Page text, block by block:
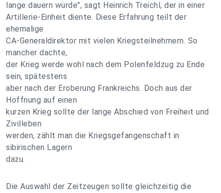
lange dauern würde", sagt Heinrich Treichl, der in einer
Artillerie-Einheit diente. Diese Erfahrung teilt der
ehemalige
CA-Generaldirektor mit vielen Kriegsteilnehmern. So
mancher dachte,
der Krieg werde wohl nach dem Polenfeldzug zu Ende
sein, spätestens
aber nach der Eroberung Frankreichs. Doch aus der
Hoffnung auf einen
kurzen Krieg sollte der lange Abschied von Freiheit und
Zivilleben
werden, zählt man die Kriegsgefangenschaft in
sibirischen Lagern
dazu.
Die Auswahl der Zeitzeugen sollte gleichzeitig die